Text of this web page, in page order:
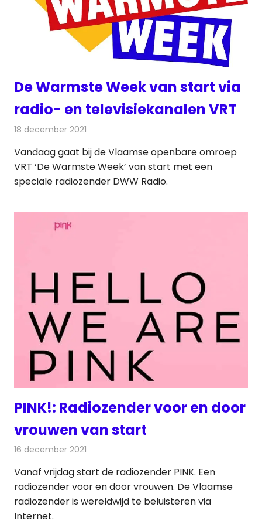
De Warmste Week van start via
radio- en televisiekanalen VRT
18 december 2021
Vandaag gaat bij de Vlaamse openbare omroep
VRT ‘De Warmste Week’ van start met een
speciale radiozender DWW Radio.
PINK!: Radiozender voor en door
vrouwen van start
16 december 2021
Vanaf vrijdag start de radiozender PINK. Een
radiozender voor en door vrouwen. De Vlaamse
radiozender is wereldwijd te beluisteren via
Internet.